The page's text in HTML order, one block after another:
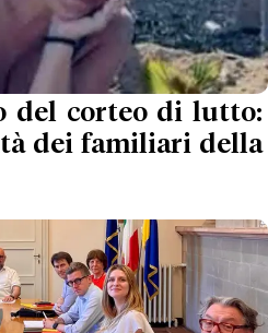
del corteo di lutto:
dei familiari della